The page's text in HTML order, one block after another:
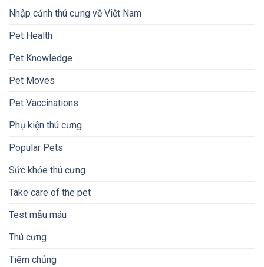
Nhập cảnh thú cưng về Việt Nam
Pet Health
Pet Knowledge
Pet Moves
Pet Vaccinations
Phụ kiện thú cưng
Popular Pets
Sức khỏe thú cưng
Take care of the pet
Test mẫu máu
Thú cưng
Tiêm chủng